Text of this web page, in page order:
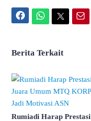
Berita Terkait
Rumiadi Harap Prestasi